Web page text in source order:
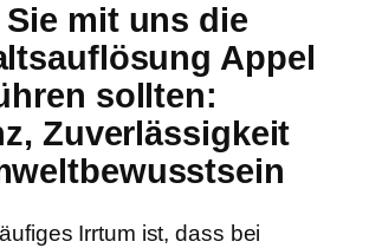
Sie mit uns die
Appel
sollten:
Zuverlässigkeit
Irrtum ist, dass bei